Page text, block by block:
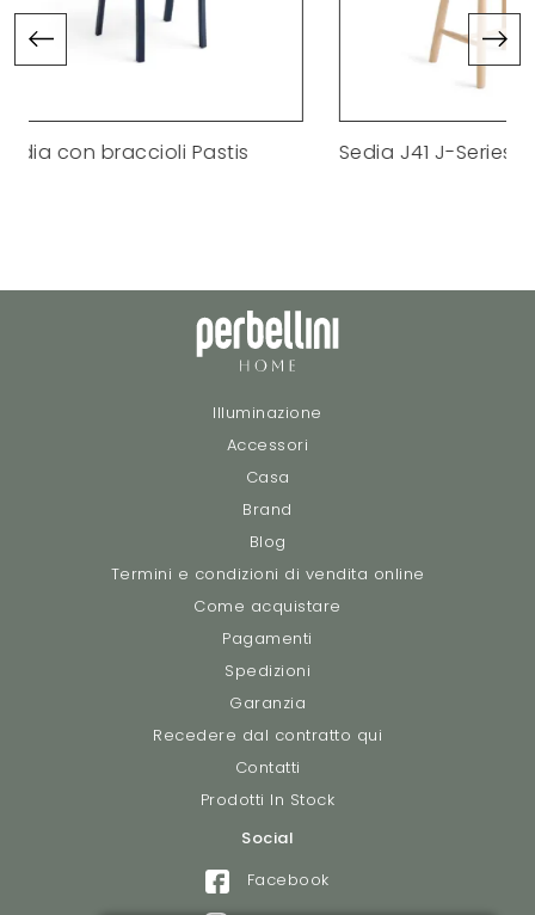
Pastis Sedia J41 J-Series
Illuminazione
Accessori
Casa
Brand
Blog
Termini e condizioni di vendita online
Come acquistare
Pagamenti
Spedizioni
Garanzia
Recedere dal contratto qui
Contatti
Prodotti In Stock
Social
Facebook